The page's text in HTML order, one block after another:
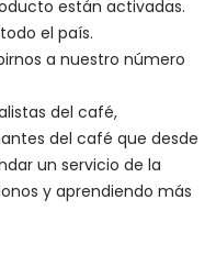
están activadas.
el país.
a nuestro número
del café,
del café que desde
un servicio de la
y aprendiendo más